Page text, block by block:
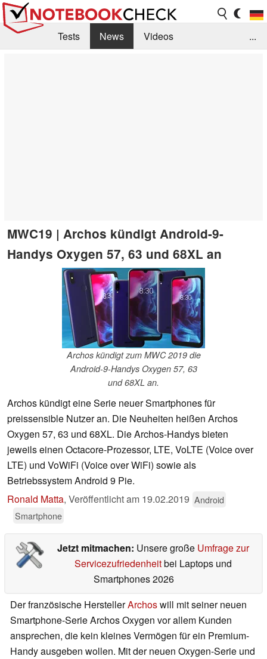
Tests News
Videos
...
MWC19 | Archos kündigt Android-9-
Handys Oxygen 57, 63 und 68XL an
Archos kündigt zum MWC 2019 die
Android-9-Handys Oxygen 57, 63
und 68XL an.
Archos kündigt eine Serie neuer Smartphones für
preissensible Nutzer an. Die Neuheiten heißen Archos
Oxygen 57, 63 und 68XL. Die Archos-Handys bieten
jeweils einen Octacore-Prozessor, LTE, VoLTE (Voice over
LTE) und VoWiFi (Voice over WiFi) sowie als
Betriebssystem Android 9 Pie.
Ronald Matta, Veröffentlicht am 19.02.2019 Android
Smartphone
Jetzt mitmachen: Unsere große Umfrage zur
Servicezufriedenheitbei Laptops und
Smartphones 2026
Der französische HerstellerArchoswill mit seiner neuen
Smartphone-Serie Archos Oxygen vor allem Kunden
ansprechen, die kein kleines Vermögen für ein Premium-
Handy ausgeben wollen. Mit der neuen Oxygen-Serie und